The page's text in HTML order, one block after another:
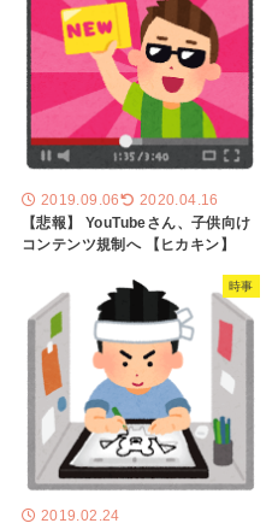
2019.09.06 2020.04.16
【悲報】 YouTubeさん、子供向け
コンテンツ規制へ 【ヒカキン】
時事
2019.02.24